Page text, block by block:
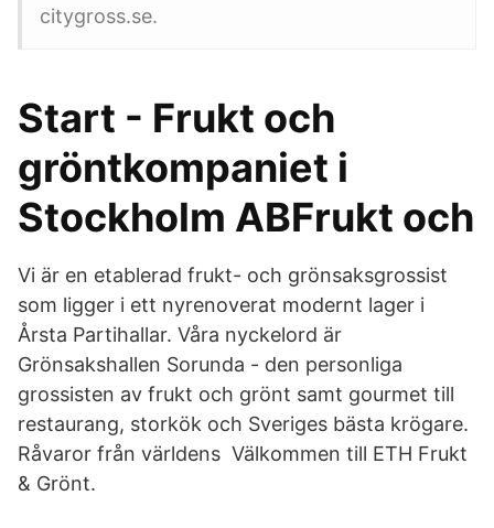
citygross.se.
Start - Frukt och
gröntkompaniet i
Stockholm ABFrukt och
Vi är en etablerad frukt- och grönsaksgrossist
som ligger i ett nyrenoverat modernt lager i
Årsta Partihallar. Våra nyckelord är
Grönsakshallen Sorunda - den personliga
grossisten av frukt och grönt samt gourmet till
restaurang, storkök och Sveriges bästa krögare.
Råvaror från världens Välkommen till ETH Frukt
& Grönt.